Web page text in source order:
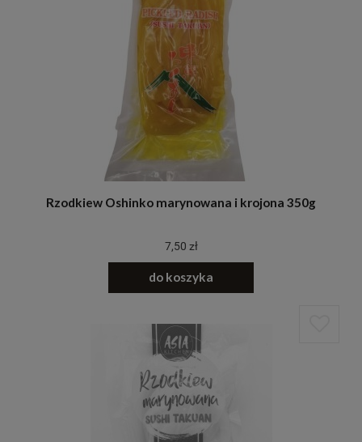
Rzodkiew Oshinko marynowana i krojona 350g
7,50 zł
do koszyka